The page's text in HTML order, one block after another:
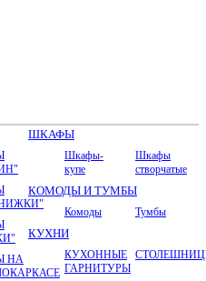
НА
ШКАФЫ
Шкафы-
купе
Шкафы
створчатые
КОМОДЫ И ТУМБЫ
Комоды Тумбы
КУХНИ
КУХОННЫЕ
ГАРНИТУРЫ